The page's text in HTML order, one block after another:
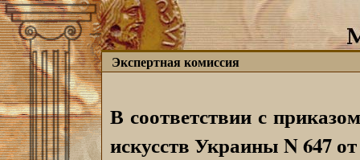
Экспертная комиссия
В соответствии с
искусств Украины N 647 от